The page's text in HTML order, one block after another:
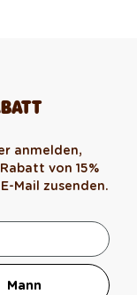
anmelden,
von 15%
Mail zusenden.
Mann